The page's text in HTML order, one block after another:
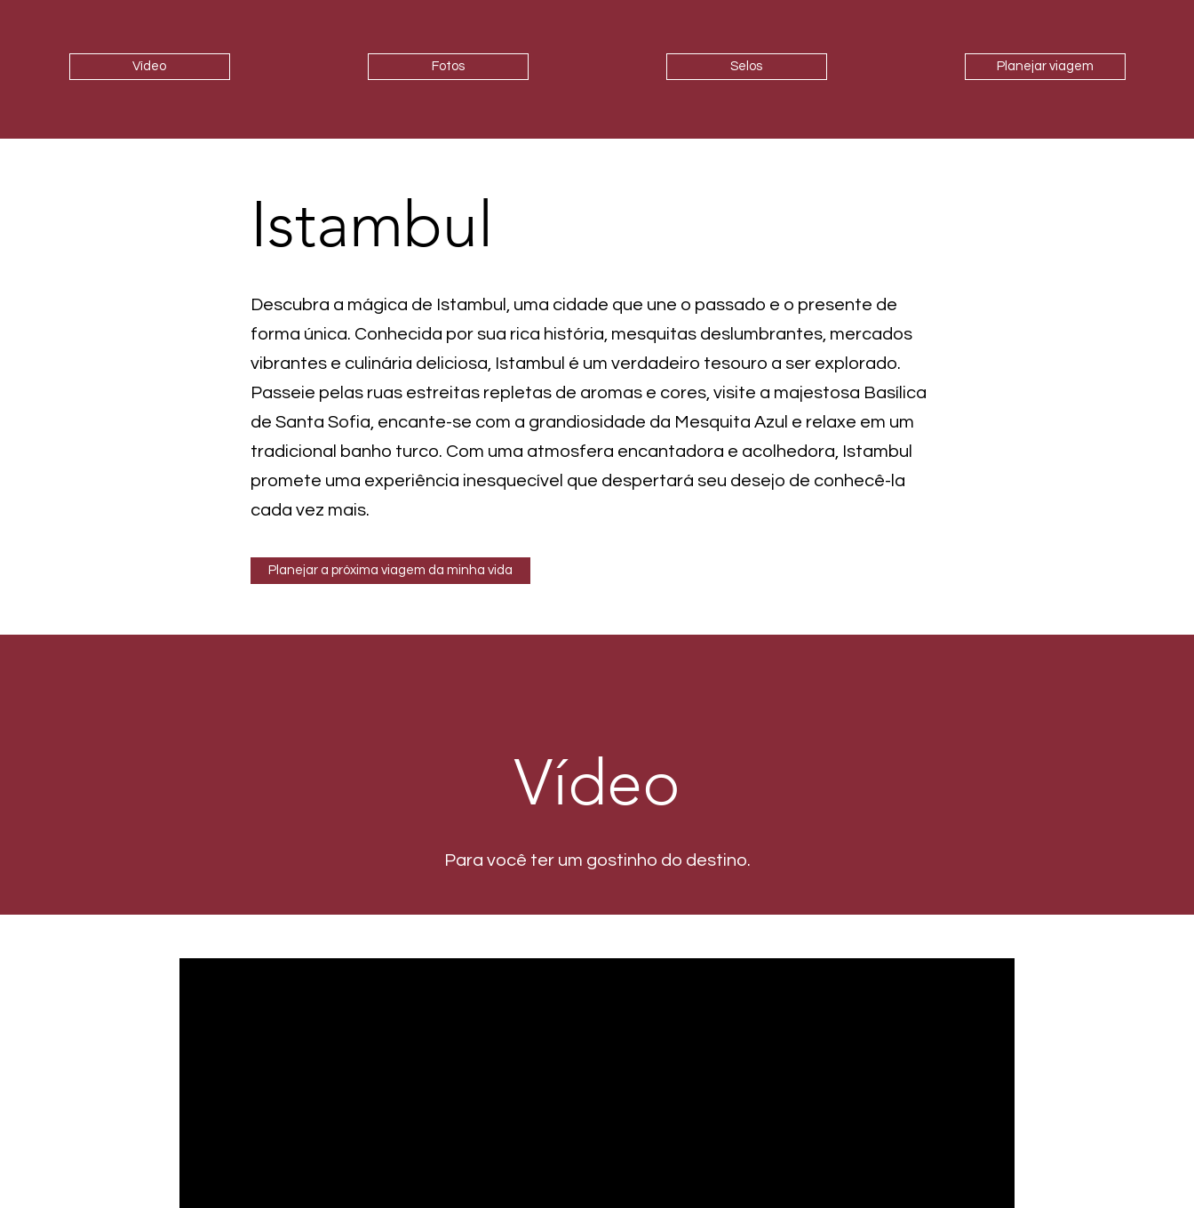
Vídeo Fotos Selos Planejar viagem
Istambul
Descubra a mágica de Istambul, uma cidade que une o passado e o presente de
forma única. Conhecida por sua rica história, mesquitas deslumbrantes, mercados
vibrantes e culinária deliciosa, Istambul é um verdadeiro tesouro a ser explorado.
Passeie pelas ruas estreitas repletas de aromas e cores, visite a majestosa Basílica
de Santa Sofia, encante-se com a grandiosidade da Mesquita Azul e relaxe em um
tradicional banho turco. Com uma atmosfera encantadora e acolhedora, Istambul
promete uma experiência inesquecível que despertará seu desejo de conhecê-la
cada vez mais.
Planejar a próxima viagem da minha vida
Vídeo
Para você ter um gostinho do destino.